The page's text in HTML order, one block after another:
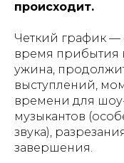
происходит.
Четкий график —
время прибытия
ужина,
выступлений,
времени для
музыкантов
звука),
завершения.